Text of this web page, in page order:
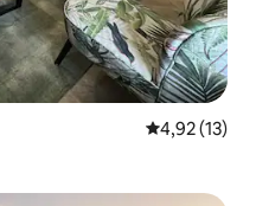
Nilai rata-
4,92 (13)